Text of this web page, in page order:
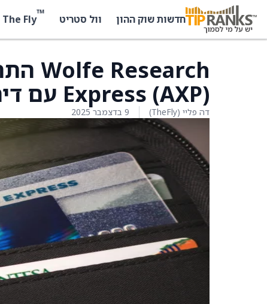
חדשות שוק ההון וול סטריט ™
The Fly
Express (AXP) עם דירוג החזקה ללא מחיר יעד
דה פליי (TheFly) 9 בדצמבר 2025